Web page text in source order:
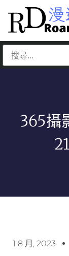
365攝
1 8 月, 2023